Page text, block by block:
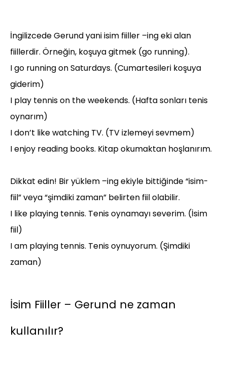
İngilizcede Gerund yani isim fiiller –ing eki alan
fiillerdir. Örneğin, koşuya gitmek (go running).
I go running on Saturdays. (Cumartesileri koşuya
giderim)
I play tennis on the weekends. (Hafta sonları tenis
oynarım)
I don’t like watching TV. (TV izlemeyi sevmem)
I enjoy reading books. Kitap okumaktan hoşlanırım.
Dikkat edin! Bir yüklem –ing ekiyle bittiğinde “isim-
fiil” veya “şimdiki zaman” belirten fiil olabilir.
I like playing tennis. Tenis oynamayı severim. (İsim
fiil)
I am playing tennis. Tenis oynuyorum. (Şimdiki
zaman)
İsim Fiiller – Gerund ne zaman
kullanılır?